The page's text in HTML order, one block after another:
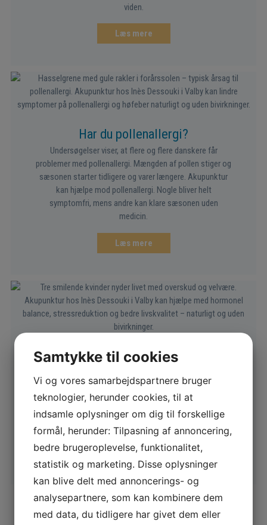
viden.
Læs mere
Har du pollenallergi?
Undersøgelser viser, at flere og flere danskere får
problemer med pollenallergi. Mængden af pollen stiger og
sæsonen starter tidligere og varer længere. Akupunktur
kan hjælpe mod pollenallergi. Nogle bliver helt
symptomfri, mens andre kan klare sæsonen uden
medicin.
Læs mere
Har du hormonelle gener?
Fx menstruationssmerter, kvalme ved graviditet, ufrivillig
barnløshed eller hedeture i overgangsalderen. Ifølge
kinesisk medicin er disse gener et tegn på, at kroppen er i
ubalance. Akupunktur kan effektivt afhjælpe disse gener.
Læs mere
Samtykke til cookies
Vi og vores samarbejdspartnere bruger
teknologier, herunder cookies, til at
indsamle oplysninger om dig til forskellige
formål, herunder: Tilpasning af annoncering,
bedre brugeroplevelse, funktionalitet,
statistik og marketing. Disse oplysninger
kan blive delt med annoncerings- og
analysepartnere, som kan kombinere dem
med data, du tidligere har givet dem eller